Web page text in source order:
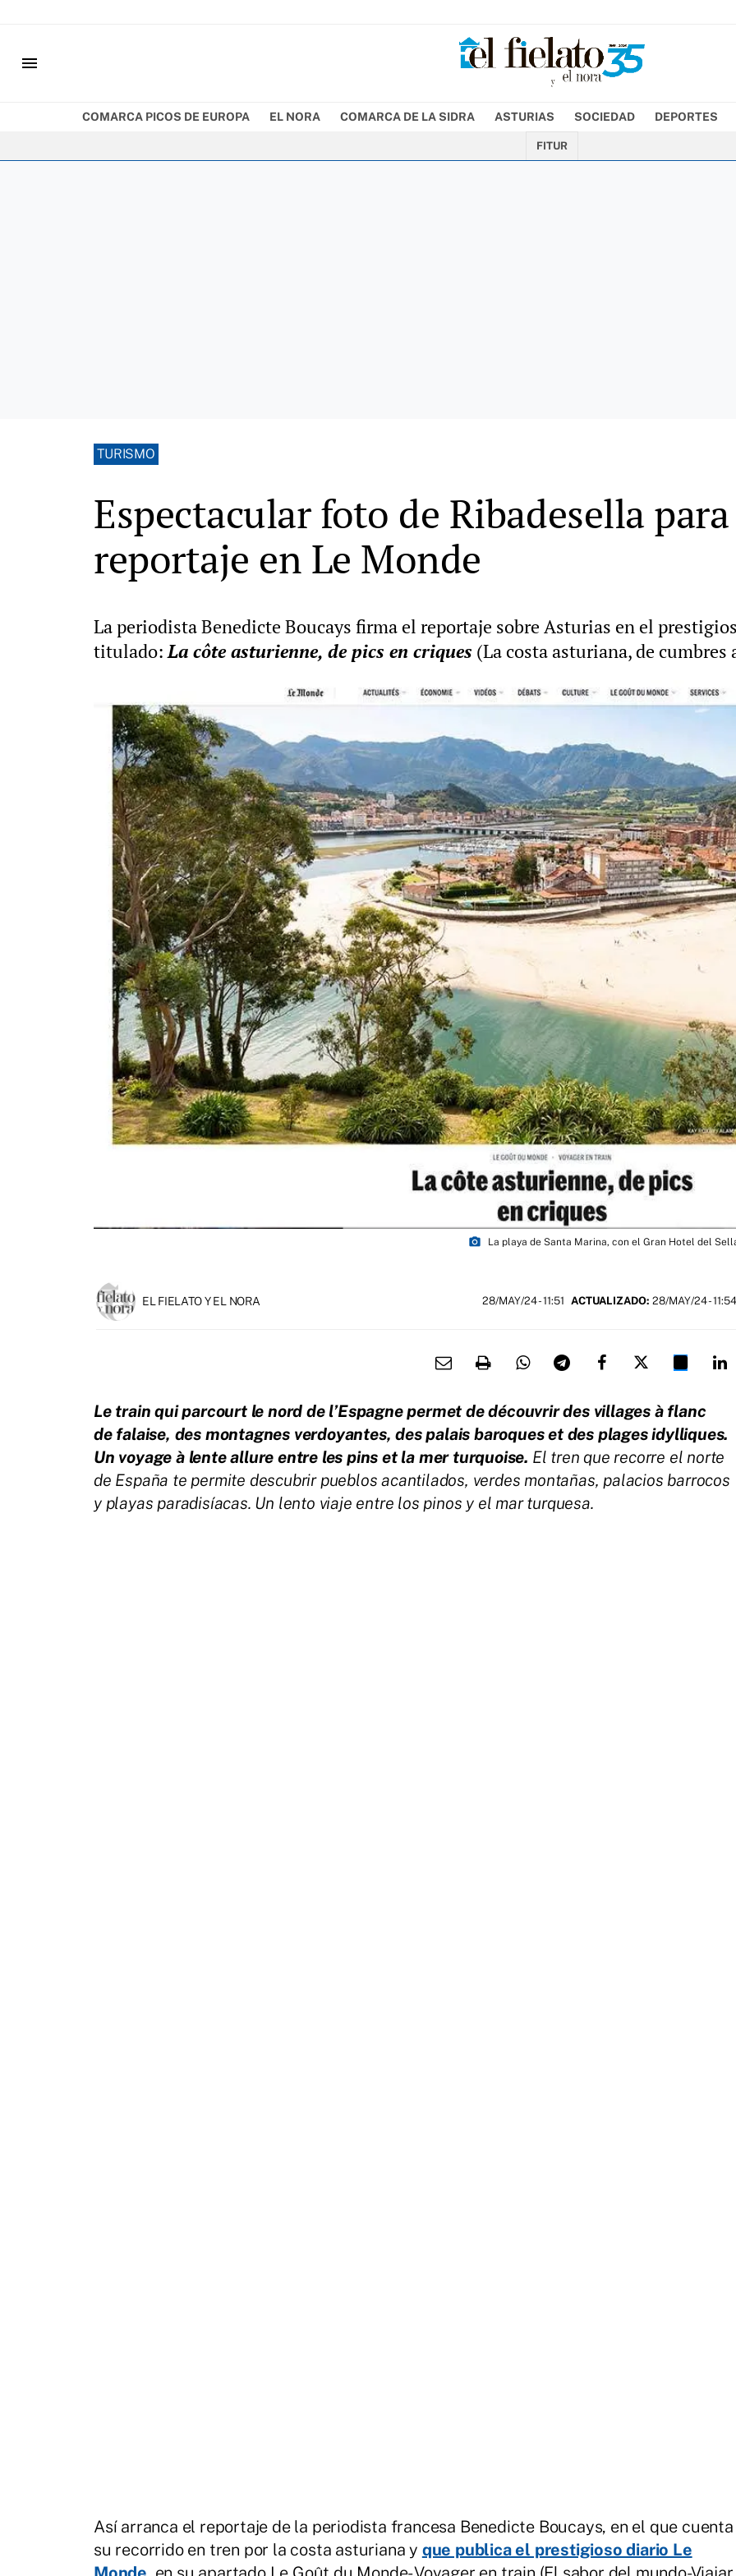
menu
COMARCA PICOS DE EUROPA EL NORA COMARCA DE LA SIDRA ASTURIAS SOCIEDAD DEPORTES
FITUR
TURISMO
Espectacular foto de Ribadesella
reportaje en Le Monde
La periodista Benedicte Boucays firma el reportaje sobre Asturias en el
titulado:La côte asturienne, de pics en criques (La costa asturiana, de cumbres
photo_camera La playa de Santa Marina, con el Gran Hotel del
EL FIELATO Y EL NORA 28/MAY/24- 11:51 ACTUALIZADO: 28/MAY/24 - 11:54
Le train qui parcourt le nord de l’Espagne permet de découvrir des villages à flanc
de falaise, des montagnes verdoyantes, des palais baroques et des plages idylliques.
Un voyage à lente allure entre les pins et la mer turquoise. El tren que recorre el norte
de España te permite descubrir pueblos acantilados, verdes montañas, palacios barrocos
y playas paradisíacas. Un lento viaje entre los pinos y el mar turquesa.
Así arranca el reportaje de la periodista francesa Benedicte Boucays, en el que cuenta
su recorrido en tren por la costa asturiana y que publica el prestigioso diario Le